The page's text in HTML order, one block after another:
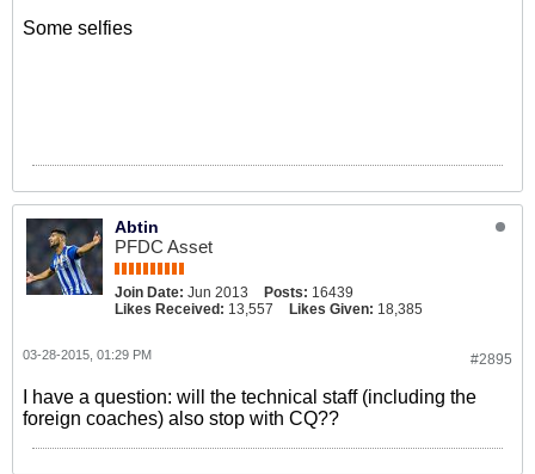
Some selfies
Abtin
PFDC Asset
Join Date: Jun 2013 Posts: 16439
Likes Received: 13,557 Likes Given: 18,385
#2895
03-28-2015, 01:29 PM
I have a question: will the technical staff (including the
foreign coaches) also stop with CQ??